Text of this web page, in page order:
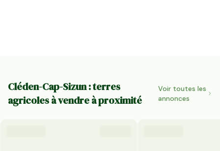
Cléden-Cap-Sizun : terres
agricoles à vendre à proximité
Voir toutes les
annonces